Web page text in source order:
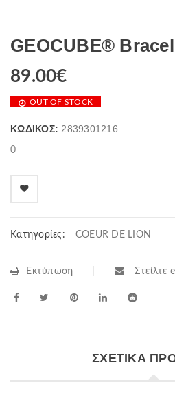
GEOCUBE®
89.00€
OUT OF STOCK
ΚΩΔΙΚΌΣ: 2839301216
0
Κατηγορίες: COEUR DE LION
Εκτύπωση Στείλτε
ΣΧΕΤΙΚΆ